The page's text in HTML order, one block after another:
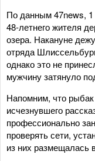
По данным 47news, 1
48-летнего жителя
озера. Накануне
отряда
однако это не
мужчину затянуло
Напомним, что
исчезнувшего
профессионально
проверять сети,
из них размещалась